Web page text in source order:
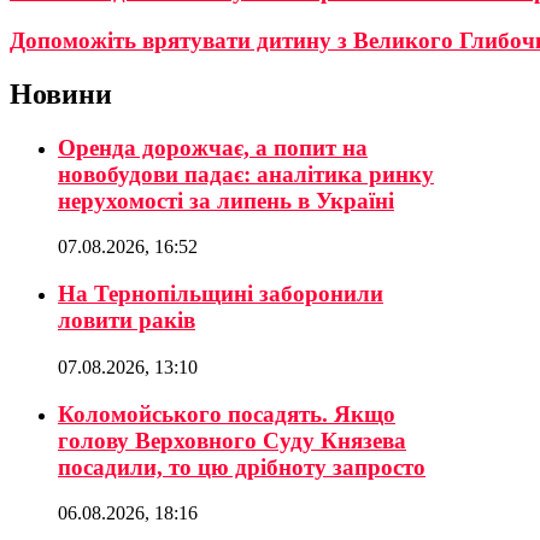
Допоможіть врятувати дитину з Великого
Новини
Оренда дорожчає, а попит на
новобудови падає: аналітика ринку
нерухомості за липень в Україні
07.08.2026, 16:52
На Тернопільщині заборонили
ловити раків
07.08.2026, 13:10
Коломойського посадять. Якщо
голову Верховного Суду Князева
посадили, то цю дрібноту запросто
06.08.2026, 18:16